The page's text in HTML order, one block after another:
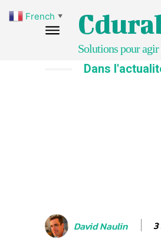
Solutions pour
Dans
David Naulin 3
French ▼